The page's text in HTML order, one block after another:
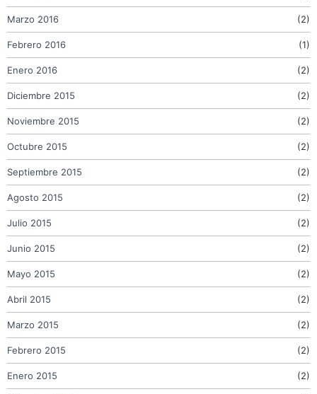
Marzo 2016 (2)
Febrero 2016 (1)
Enero 2016 (2)
Diciembre 2015 (2)
Noviembre 2015 (2)
Octubre 2015 (2)
Septiembre 2015 (2)
Agosto 2015 (2)
Julio 2015 (2)
Junio 2015 (2)
Mayo 2015 (2)
Abril 2015 (2)
Marzo 2015 (2)
Febrero 2015 (2)
Enero 2015 (2)